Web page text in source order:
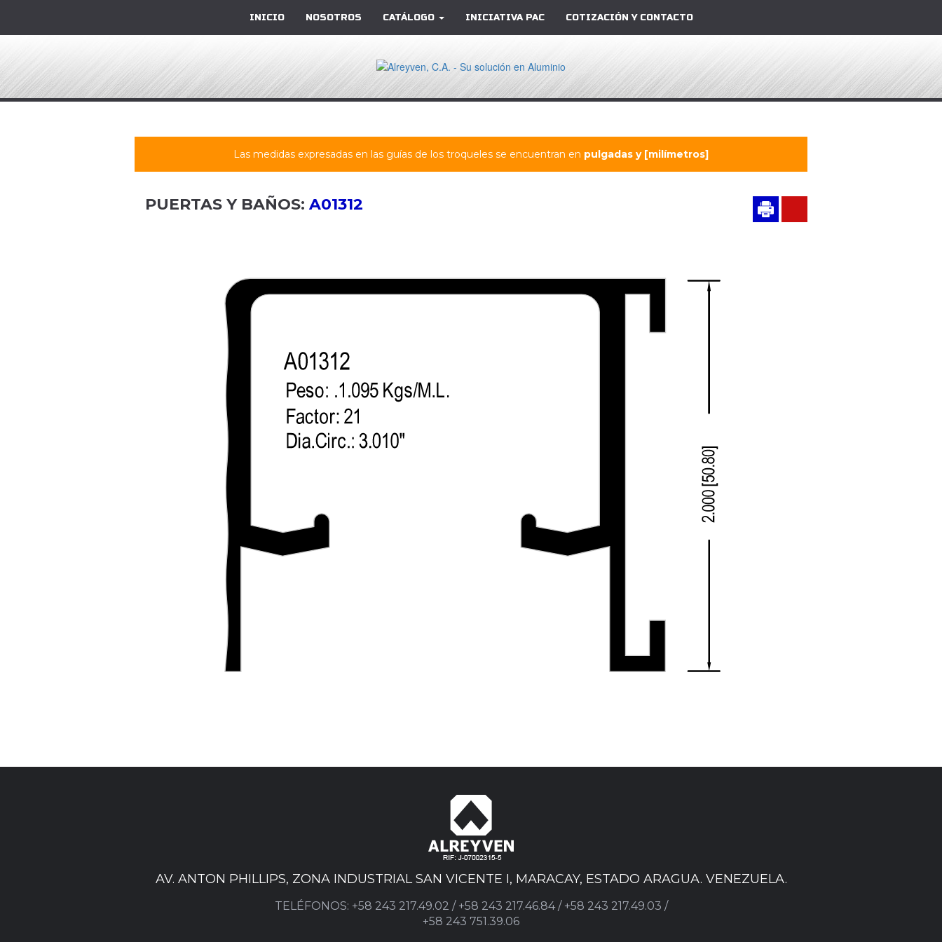
INICIO NOSOTROS CATÁLOGO INICIATIVA PAC COTIZACIÓN Y CONTACTO
Las medidas expresadas en las guías de los troqueles se encuentran en pulgadas y [milímetros]
PUERTAS Y BAÑOS: A01312
AV. ANTON PHILLIPS, ZONA INDUSTRIAL SAN VICENTE I, MARACAY, ESTADO ARAGUA. VENEZUELA.
TELÉFONOS: +58 243 217.49.02 / +58 243 217.46.84/ +58 243 217.49.03 /
+58 243 751.39.06